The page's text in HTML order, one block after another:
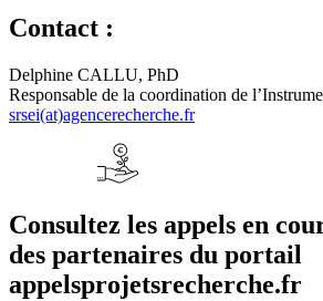
Contact :
Delphine CALLU, PhD
Responsable de la coordination de
srsei(at)agencerecherche.fr
Consultez les appels en
des partenaires du portail
appelsprojetsrecherche.fr